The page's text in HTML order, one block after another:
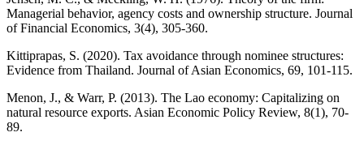
Managerial behavior, agency costs and ownership structure. Journal
of Financial Economics, 3(4), 305-360.
Kittiprapas, S. (2020). Tax avoidance through nominee structures:
Evidence from Thailand. Journal of Asian Economics, 69, 101-115.
Menon, J., & Warr, P. (2013). The Lao economy: Capitalizing on
natural resource exports. Asian Economic Policy Review, 8(1), 70-
89.